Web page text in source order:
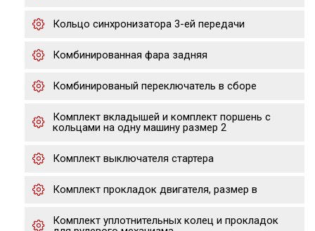
Кольцо синхронизатора 3-ей передачи
Комбинированная фара задняя
Комбинированый переключатель в сборе
Комплект вкладышей и комплект поршень с
кольцами на одну машину размер 2
Комплект выключателя стартера
Комплект прокладок двигателя, размер в
Комплект уплотнительных колец и прокладок